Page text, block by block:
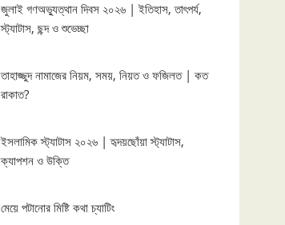
জুলাই গণঅভ্যুত্থান দিবস ২০২৬ | ইতিহাস, তাৎপর্য,
স্ট্যাটাস, ছন্দ ও শুভেচ্ছা
তাহাজ্জুদ নামাজের নিয়ম, সময়, নিয়ত ও ফজিলত | কত
রাকাত?
ইসলামিক স্ট্যাটাস ২০২৬ | হৃদয়ছোঁয়া স্ট্যাটাস,
ক্যাপশন ও উক্তি
মেয়ে পটানোর মিষ্টি কথা চ্যাটিং